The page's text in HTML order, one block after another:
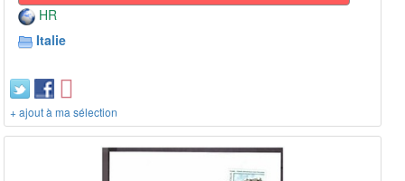
HR
Italie
+ ajout à ma sélection